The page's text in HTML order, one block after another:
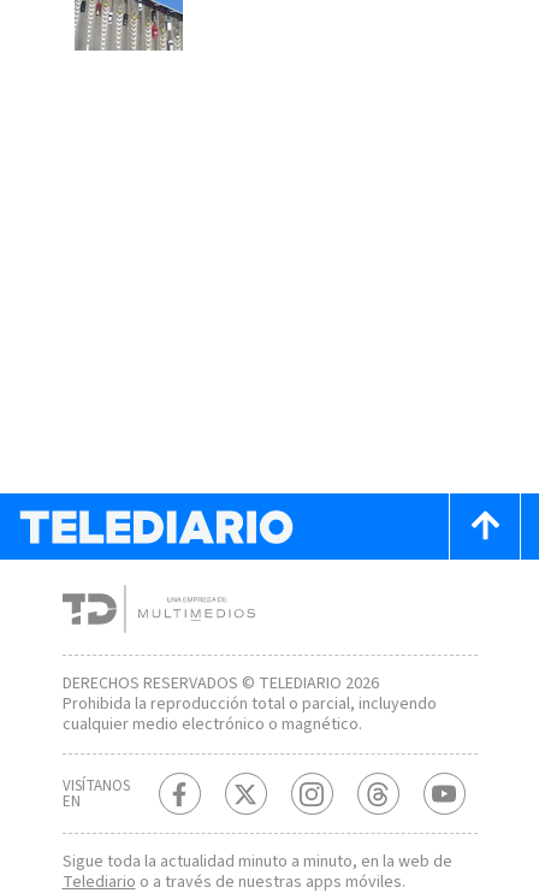
DERECHOS RESERVADOS © TELEDIARIO 2026
Prohibida la reproducción total o parcial, incluyendo
cualquier medio electrónico o magnético.
VISÍTANOS
EN
Sigue toda la actualidad minuto a minuto, en la web de
Telediarioo a través de nuestras apps móviles.